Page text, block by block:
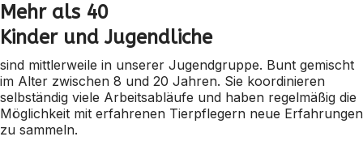
Mehr als 40
Kinder und Jugendliche
sind mittlerweile in unserer Jugendgruppe. Bunt gemischt
im Alter zwischen 8 und 20 Jahren. Sie koordinieren
selbständig viele Arbeitsabläufe und haben regelmäßig die
Möglichkeit mit erfahrenen Tierpflegern neue Erfahrungen
zu sammeln.